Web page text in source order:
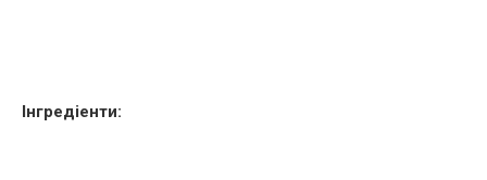
Інгредіенти: